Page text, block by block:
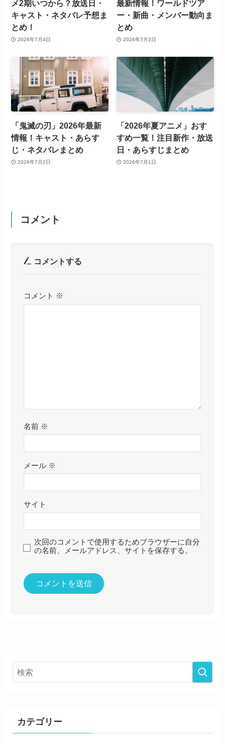
メ2期いつから？放送日・
キャスト・ネタバレ予想ま
とめ！
2026年7月4日
最新情報！ワールドツア
ー・新曲・メンバー動向ま
とめ
2026年7月3日
「鬼滅の刃」2026年最新
情報！キャスト・あらす
じ・ネタバレまとめ
2026年7月2日
「2026年夏アニメ」おす
すめ一覧！注目新作・放送
日・あらすじまとめ
2026年7月1日
コメント
コメントする
コメント ※
名前 ※
メール ※
サイト
次回のコメントで使用するためブラウザーに自分
の名前、メールアドレス、サイトを保存する。
カテゴリー